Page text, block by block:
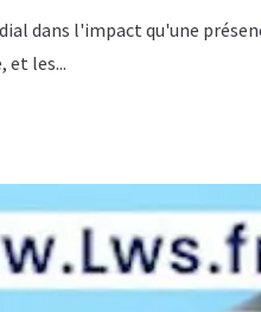
dans l'impact qu'une
et les...